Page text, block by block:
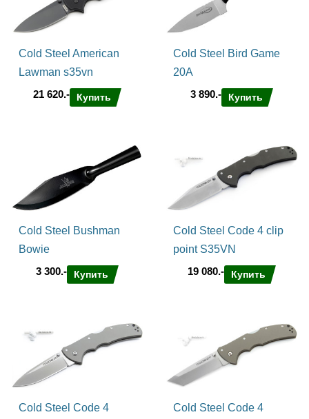
Cold Steel American
Lawman s35vn
21 620.-
Купить
Cold Steel Bird Game
20A
3 890.-
Купить
Cold Steel Bushman
Bowie
3 300.-
Купить
Cold Steel Code 4 clip
point S35VN
19 080.-
Купить
Cold Steel Code 4
Cold Steel Code 4